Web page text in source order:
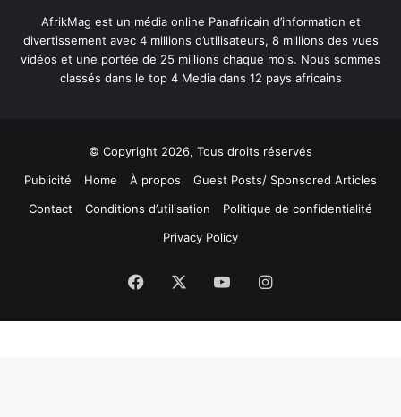
AfrikMag est un média online Panafricain d’information et
divertissement avec 4 millions d’utilisateurs, 8 millions des vues
vidéos et une portée de 25 millions chaque mois. Nous sommes
classés dans le top 4 Media dans 12 pays africains
© Copyright 2026, Tous droits réservés
Publicité
Home À propos
Guest Posts/ Sponsored Articles
Contact
Conditions d’utilisation
Politique de confidentialité
Privacy Policy
Facebook YouTubeInstagram